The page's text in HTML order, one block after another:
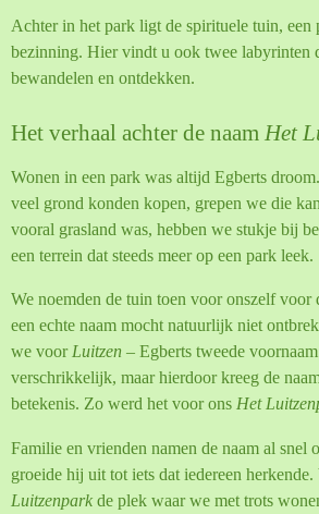
Achter in het park ligt de spirituele tuin, een
bezinning. Hier vindt u ook twee labyrinten
bewandelen en ontdekken.
Het verhaal achter de naam Het
Wonen in een park was altijd Egberts
veel grond konden kopen, grepen we die
vooral grasland was, hebben we stukje bij
een terrein dat steeds meer op een park leek.
We noemden de tuin toen voor onszelf voor
een echte naam mocht natuurlijk niet
we voorLuitzen – Egberts tweede
verschrikkelijk, maar hierdoor kreeg de
betekenis. Zo werd het voor ons Het
Familie en vrienden namen de naam al snel
groeide hij uit tot iets dat iedereen herkende.
Luitzenpark de plek waar we met trots